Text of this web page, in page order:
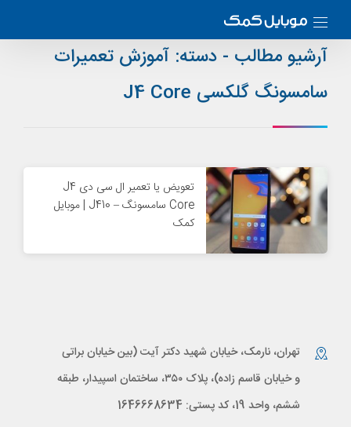
آرشیو مطالب - دسته: آموزش تعمیرات
سامسونگ گلکسی J4 Core
تعویض یا تعمیر ال سی دی J4
Core سامسونگ – J410 | موبایل
کمک
تهران، نارمک، خیابان شهید دکتر آیت (بین خیابان براتی
و خیابان قاسم زاده)، پلاک ۳۵۰، ساختمان اسپیدار، طبقه
ششم، واحد 19، کد پستی: 1646668634